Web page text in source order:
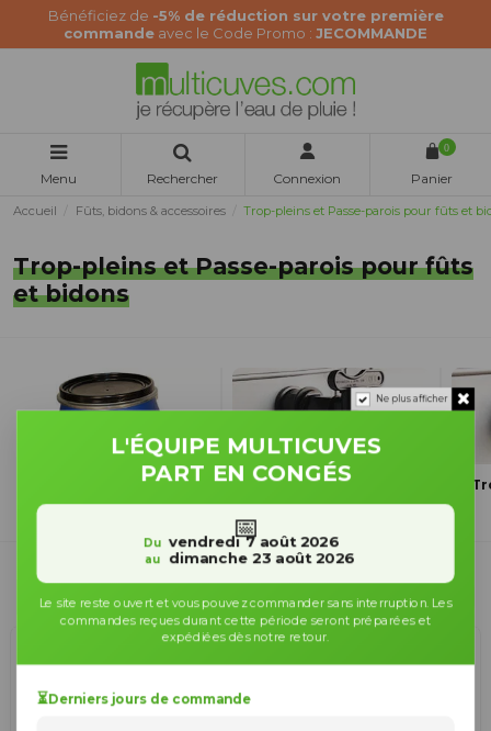
Bénéficiez de -5% de réduction sur votre première
commande avec le Code Promo : JECOMMANDE
Menu Rechercher Connexion
0
Panier
Accueil Fûts, bidons & accessoires Trop-pleins et Passe-parois pour fûts et
Trop-pleins et Passe-parois pour fûts
et bidons
Packs Trop-Plein + Tuyau Trop-pleins avec Robinet
Filtrer Pertinence
Ne plus afficher
L'ÉQUIPE MULTICUVES
PART EN CONGÉS
📅
Du vendredi 7 août 2026
au dimanche 23 août 2026
Le site reste ouvert et vous pouvez commander sans interruption. Les
commandes reçues durant cette période seront préparées et
expédiées dès notre retour.
⏳Derniers jours de commande